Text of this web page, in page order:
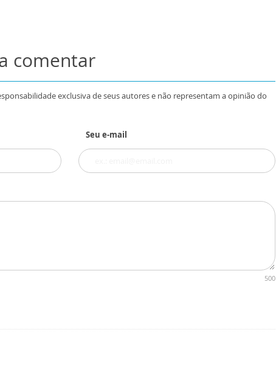
comentar
exclusiva de seus autores e não representam a opinião do
Seu e-mail
500